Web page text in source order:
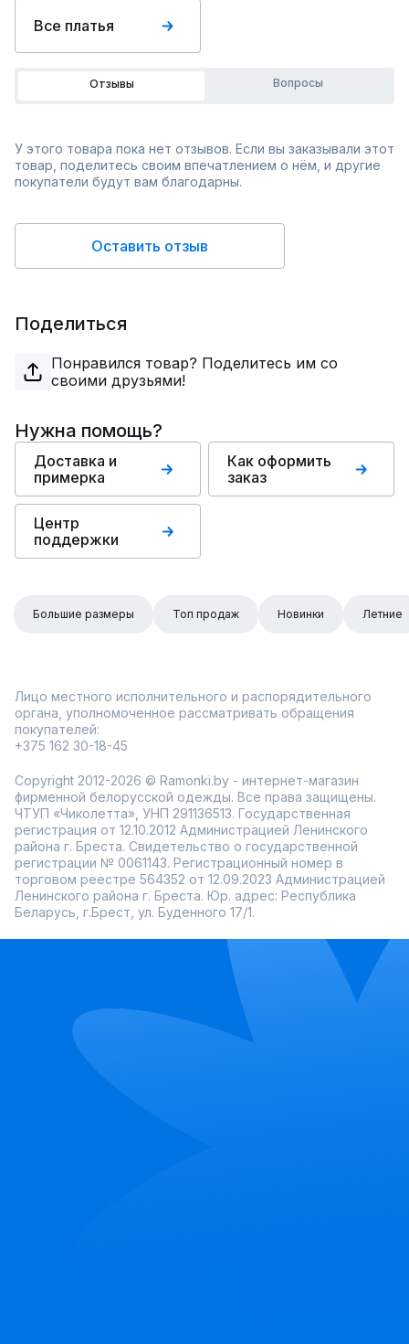
Все платья
Отзывы Вопросы
У этого товара пока нет отзывов. Если вы заказывали этот
товар, поделитесь своим впечатлением о нём, и другие
покупатели будут вам благодарны.
Оставить отзыв
Поделиться
Понравился товар? Поделитесь им со
своими друзьями!
Нужна помощь?
Доставка и
примерка
Как оформить
заказ
Центр
поддержки
Большие размеры Топ продаж Новинки Летние
Лицо местного исполнительного и распорядительного
органа, уполномоченное рассматривать обращения
покупателей:
+375 162 30-18-45
Copyright 2012-2026 © Ramonki.by - интернет-магазин
фирменной белорусской одежды. Все права защищены.
ЧТУП «Чиколетта», УНП 291136513. Государственная
регистрация от 12.10.2012 Администрацией Ленинского
района г. Бреста. Свидетельство о государственной
регистрации № 0061143. Регистрационный номер в
торговом реестре 564352 от 12.09.2023 Администрацией
Ленинского района г. Бреста. Юр. адрес: Республика
Беларусь, г.Брест, ул. Буденного 17/1.